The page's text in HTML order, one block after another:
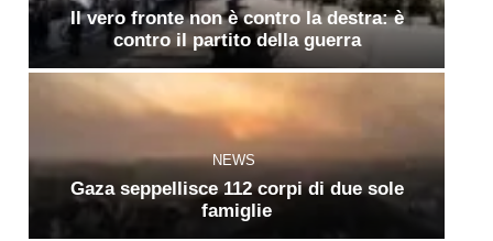
Il vero fronte non è contro la destra: è
contro il partito della guerra
NEWS
Gaza seppellisce 112 corpi di due sole
famiglie